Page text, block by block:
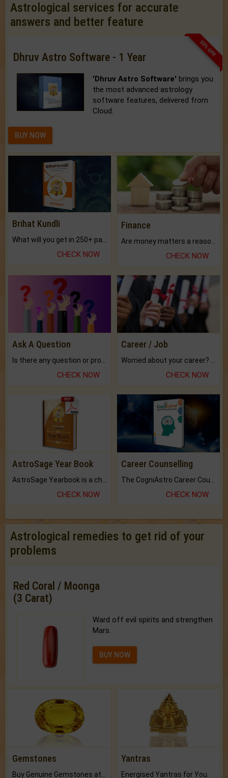
Astrological services for accurate
answers and better feature
33% OFF
Dhruv Astro Software - 1 Year
'Dhruv Astro Software' brings you
the most advanced astrology
software features, delivered from
Cloud.
BUY NOW
Brihat Kundli
CHECK NOW
Finance
CHECK NOW
Ask A Question
CHECK NOW
Career / Job
CHECK NOW
AstroSage Year Book
CHECK NOW
Career Counselling
CHECK NOW
Astrological remedies to get rid of your
problems
Red Coral / Moonga
(3 Carat)
Ward off evil spirits and strengthen
Mars.
BUY NOW
Gemstones Yantras
Energised Yantras for You.